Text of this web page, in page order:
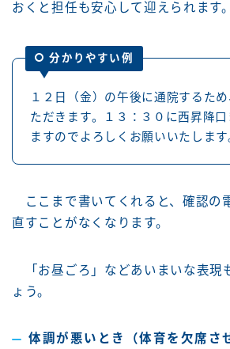
おくと担任も安心して迎えられます。
分かりやすい例
１２日（金）の午後に通院するた
ただきます。１３：３０に西昇降
ますのでよろしくお願いいたします
ここまで書いてくれると、確認の
直すことがなくなります。
「お昼ごろ」などあいまいな表現
ょう。
体調が悪いとき（体育を欠席さ